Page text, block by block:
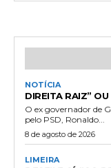
NOTÍCIA
DIREITA RAIZ”
O ex governador de
pelo PSD, Ronaldo...
8 de agosto de 2026
LIMEIRA